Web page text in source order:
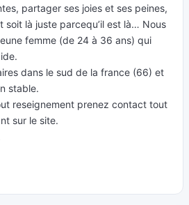
partager ses joies et ses peines,
soit là juste parcequ’il est là… Nous
femme (de 24 à 36 ans) qui
dans le sud de la france (66) et
stable.
reseignement prenez contact tout
sur le site.